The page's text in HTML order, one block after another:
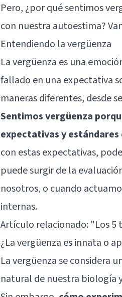
Pero, ¿por qué sentimos
con nuestra autoestima?
Entendiendo la vergüenza
La vergüenza es una
fallado en una expectativa
maneras diferentes, desde
Sentimos vergüenza
expectativas y estándares
con estas expectativas,
puede surgir de la
nosotros, o cuando
internas.
Artículo relacionado: "Los 5
¿La vergüenza es innata o
La vergüenza se considera
natural de nuestra biología